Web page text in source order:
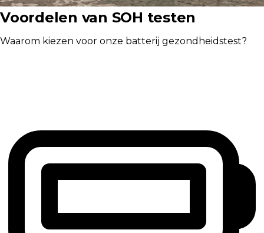
Voordelen van SOH testen
Waarom kiezen voor onze batterij gezondheidstest?